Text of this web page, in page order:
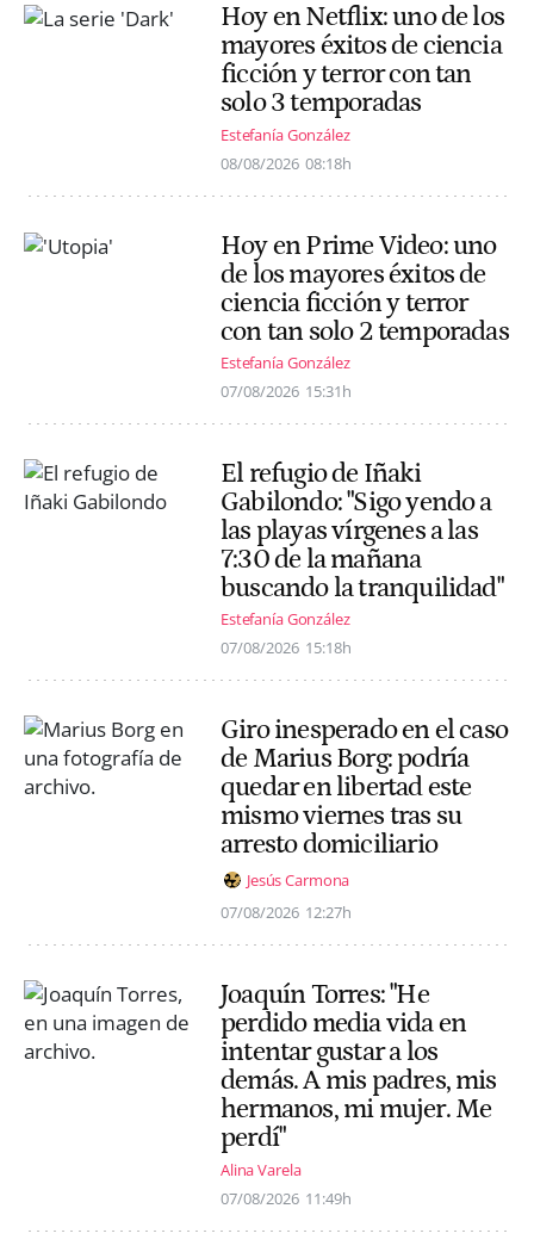
Hoy en Netflix: uno de los
mayores éxitos de ciencia
ficción y terror con tan
solo 3 temporadas
Estefanía González
08/08/2026 08:18h
Hoy en Prime Video: uno
de los mayores éxitos de
ciencia ficción y terror
con tan solo 2 temporadas
Estefanía González
07/08/2026 15:31h
El refugio de Iñaki
Gabilondo: "Sigo yendo a
las playas vírgenes a las
7:30 de la mañana
buscando la tranquilidad"
Estefanía González
07/08/2026 15:18h
Giro inesperado en el caso
de Marius Borg: podría
quedar en libertad este
mismo viernes tras su
arresto domiciliario
Jesús Carmona
07/08/2026 12:27h
Joaquín Torres: "He
perdido media vida en
intentar gustar a los
demás. A mis padres, mis
hermanos, mi mujer. Me
perdí"
Alina Varela
07/08/2026 11:49h